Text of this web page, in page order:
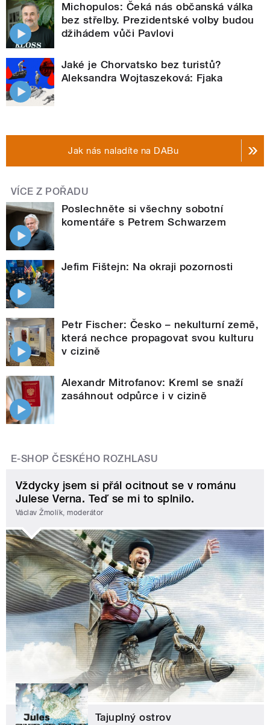
Michopulos: Čeká nás občanská válka
bez střelby. Prezidentské volby budou
džihádem vůči Pavlovi
Jaké je Chorvatsko bez turistů?
Aleksandra Wojtaszeková: Fjaka
Jak nás naladíte na DABu
VÍCE Z POŘADU
Poslechněte si všechny sobotní
komentáře s Petrem Schwarzem
Jefim Fištejn: Na okraji pozornosti
Petr Fischer: Česko – nekulturní země,
která nechce propagovat svou kulturu
v cizině
Alexandr Mitrofanov: Kreml se snaží
zasáhnout odpůrce i v cizině
E-SHOP ČESKÉHO ROZHLASU
Vždycky jsem si přál ocitnout se v románu
Julese Verna. Teď se mi to splnilo.
Václav Žmolík, moderátor
Tajuplný ostrov